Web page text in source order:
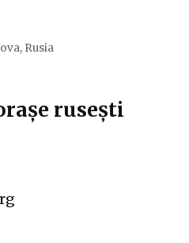
Rusia
rusești